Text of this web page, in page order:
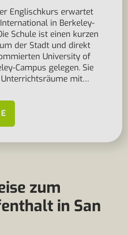
Englischkurs erwartet
in Berkeley-
Schule ist einen kurzen
der Stadt und direkt
University of
Campus gelegen. Sie
mit…
zum
in San